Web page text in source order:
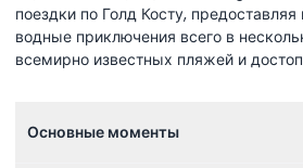
поездки по Голд Косту,
водные приключения всего в
всемирно известных пляжей и
Основные моменты